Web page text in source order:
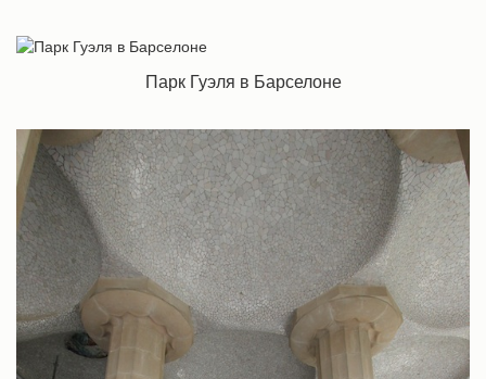
Парк Гуэля в Барселоне